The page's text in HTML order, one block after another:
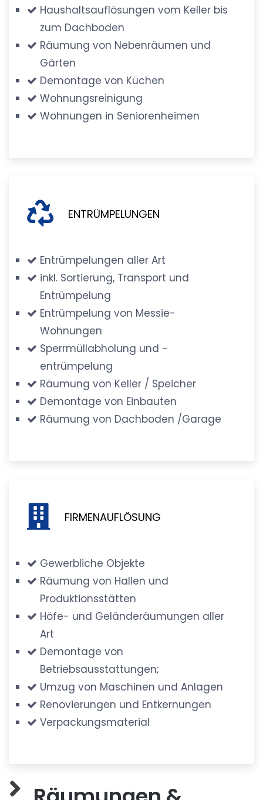
Haushaltsauflösungen vom Keller bis
zum Dachboden
Räumung von Nebenräumen und
Gärten
Demontage von Küchen
Wohnungsreinigung
Wohnungen in Seniorenheimen
ENTRÜMPELUNGEN
Entrümpelungen aller Art
inkl. Sortierung, Transport und
Entrümpelung
Entrümpelung von Messie-
Wohnungen
Sperrmüllabholung und -
entrümpelung
Räumung von Keller / Speicher
Demontage von Einbauten
Räumung von Dachboden /Garage
FIRMENAUFLÖSUNG
Gewerbliche Objekte
Räumung von Hallen und
Produktionsstätten
Höfe- und Geländeräumungen aller
Art
Demontage von
Betriebsausstattungen;
Umzug von Maschinen und Anlagen
Renovierungen und Entkernungen
Verpackungsmaterial